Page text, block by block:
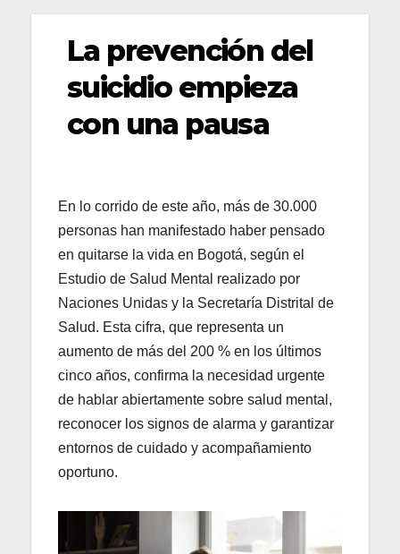
La prevención del
suicidio empieza
con una pausa
En lo corrido de este año, más de 30.000
personas han manifestado haber pensado
en quitarse la vida en Bogotá, según el
Estudio de Salud Mental realizado por
Naciones Unidas y la Secretaría Distrital de
Salud. Esta cifra, que representa un
aumento de más del 200 % en los últimos
cinco años, confirma la necesidad urgente
de hablar abiertamente sobre salud mental,
reconocer los signos de alarma y garantizar
entornos de cuidado y acompañamiento
oportuno.